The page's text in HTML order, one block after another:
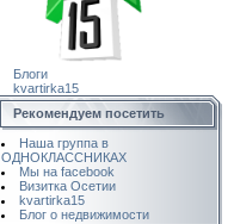
Блоги
kvartirka15
Рекомендуем посетить
Наша группа в
ОДНОКЛАССНИКАХ
Мы на facebook
Визитка Осетии
kvartirka15
Блог о недвижимости